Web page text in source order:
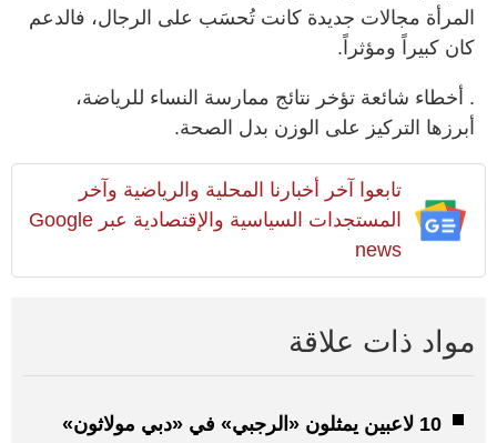
المرأة مجالات جديدة كانت تُحسَب على الرجال، فالدعم
كان كبيراً ومؤثراً.
. أخطاء شائعة تؤخر نتائج ممارسة النساء للرياضة،
أبرزها التركيز على الوزن بدل الصحة.
تابعوا آخر أخبارنا المحلية والرياضية وآخر
المستجدات السياسية والإقتصادية عبر Google
news
مواد ذات علاقة
10 لاعبين يمثلون «الرجبي» في «دبي مولاثون»